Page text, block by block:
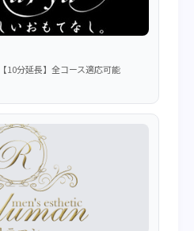
10分延長】全コース適応可能